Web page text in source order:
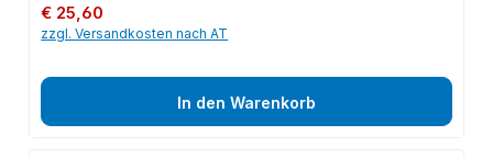
Regulärer Preis:
€ 25,60
zzgl. Versandkosten nach AT
In den Warenkorb